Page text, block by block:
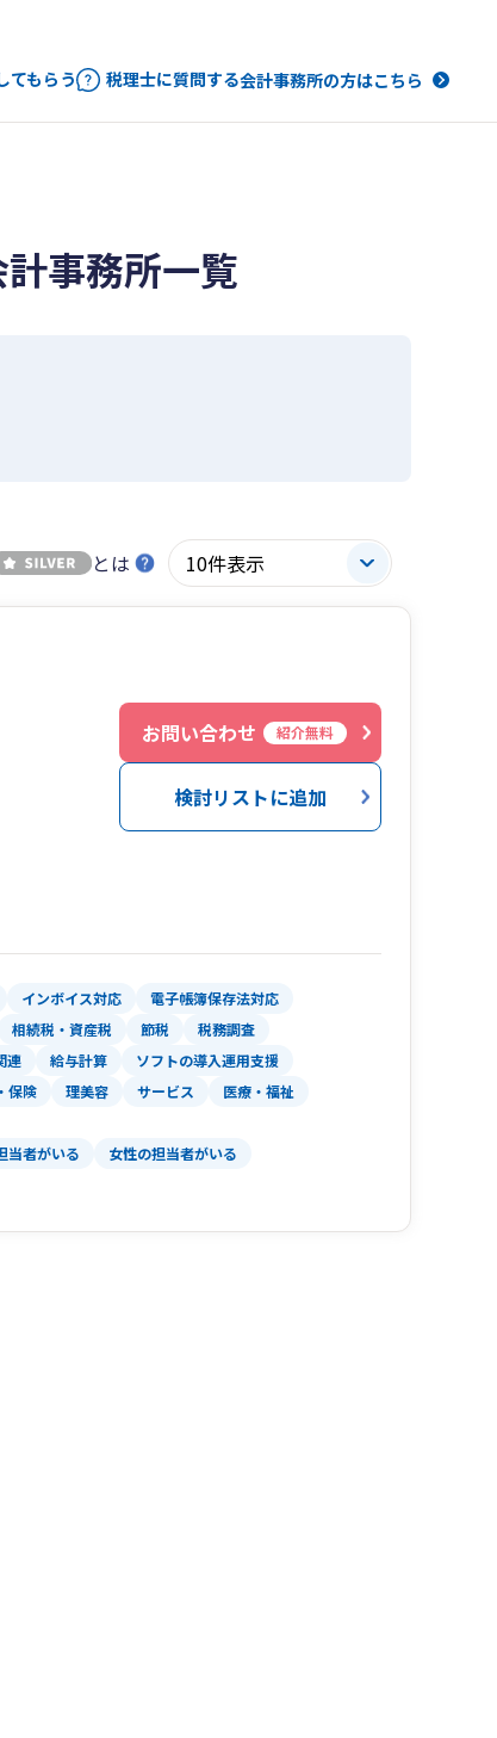
てもらう 税理士に質問する会計事務所の方はこちら
事務所一覧
とは
お問い合わせ 紹介無料
検討リストに追加
インボイス対応
電子帳簿保存法対応
相続税・資産税 節税
税務調査
連 給与計算 ソフトの導入運用支援
保険 理美容 サービス
医療・福祉
当者がいる 女性の担当者がいる